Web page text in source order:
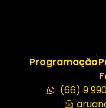
Programação
(66) 9